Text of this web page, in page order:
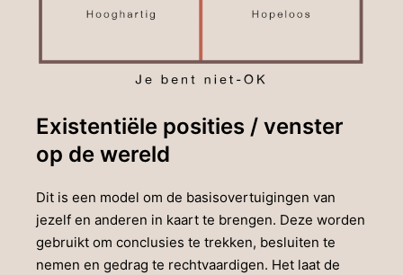
Existentiële posities / venster
op de wereld
Dit is een model om de basisovertuigingen van
jezelf en anderen in kaart te brengen. Deze worden
gebruikt om conclusies te trekken, besluiten te
nemen en gedrag te rechtvaardigen. Het laat de